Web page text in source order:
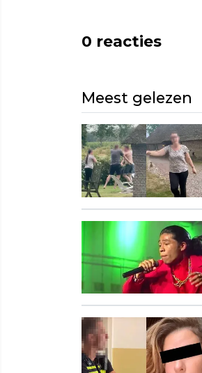
0 reacties
Meest gelezen